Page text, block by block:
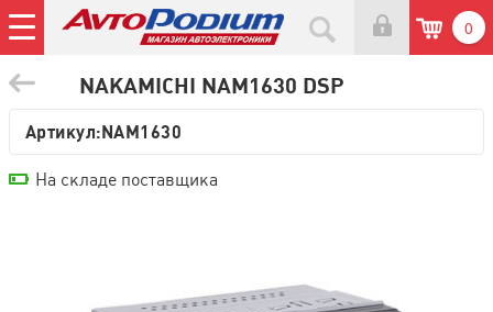
0
NAKAMICHI NAM1630 DSP
Артикул:NAM1630
На складе поставщика